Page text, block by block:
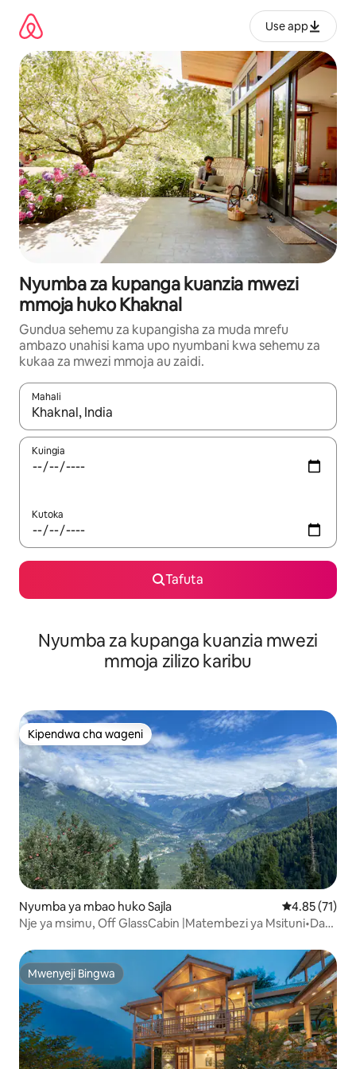
kwenda
kwenye
maudhui
Use app
Nyumba za kupanga kuanzia mwezi
mmoja huko Khaknal
Gundua sehemu za kupangisha za muda mrefu
ambazo unahisi kama upo nyumbani kwa sehemu za
kukaa za mwezi mmoja au zaidi.
Mahali
Wakati matokeo yanapatikana, vinjari kwa kutumia vitufe vya
Kuingia
Kutoka
Tafuta
Nyumba za kupanga kuanzia mwezi
mmoja zilizo karibu
Kipendwa cha wageni
Kipendwa cha wageni
Nyumba ya mbao huko Sajla Ukadiriaji wa
4.85 (71)
Nje ya msimu, Off GlassCabin |Matembezi ya Msituni•Dari
Mwenyeji Bingwa
Mwenyeji Bingwa